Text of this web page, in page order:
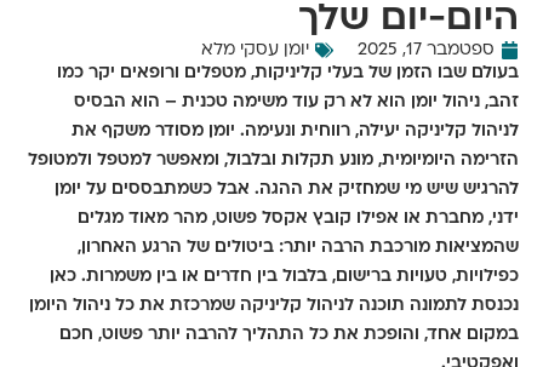
היום-יום שלך
ספטמבר 17, 2025
יומן עסקי מלא
בעולם שבו הזמן של בעלי קליניקות, מטפלים ורופאים יקר כמו
זהב, ניהול יומן הוא לא רק עוד משימה טכנית – הוא הבסיס
לניהול קליניקה יעילה, רווחית ונעימה. יומן מסודר משקף את
הזרימה היומיומית, מונע תקלות ובלבול, ומאפשר למטפל ולמטופל
להרגיש שיש מי שמחזיק את ההגה. אבל כשמתבססים על יומן
ידני, מחברת או אפילו קובץ אקסל פשוט, מהר מאוד מגלים
שהמציאות מורכבת הרבה יותר: ביטולים של הרגע האחרון,
כפילויות, טעויות ברישום, בלבול בין חדרים או בין משמרות. כאן
נכנסת לתמונה תוכנה לניהול קליניקה שמרכזת את כל ניהול היומן
במקום אחד, והופכת את כל התהליך להרבה יותר פשוט, חכם